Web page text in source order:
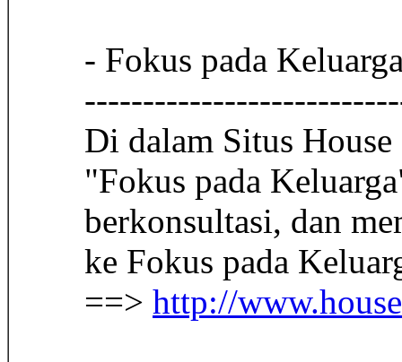
- Fokus pada
Di dalam Situs
"Fokus pada
berkonsultasi, dan
ke Fokus pada
==> http://